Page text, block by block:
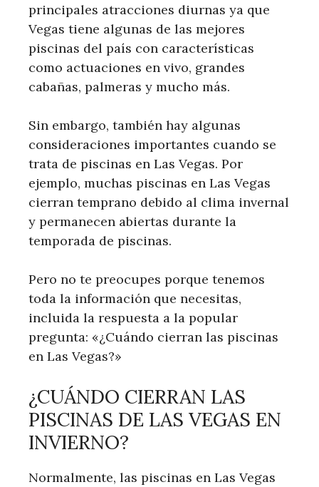
principales atracciones diurnas ya que
Vegas tiene algunas de las mejores
piscinas del país con características
como actuaciones en vivo, grandes
cabañas, palmeras y mucho más.
Sin embargo, también hay algunas
consideraciones importantes cuando se
trata de piscinas en Las Vegas. Por
ejemplo, muchas piscinas en Las Vegas
cierran temprano debido al clima invernal
y permanecen abiertas durante la
temporada de piscinas.
Pero no te preocupes porque tenemos
toda la información que necesitas,
incluida la respuesta a la popular
pregunta: «¿Cuándo cierran las piscinas
en Las Vegas?»
¿CUÁNDO CIERRAN LAS
PISCINAS DE LAS VEGAS EN
INVIERNO?
Normalmente, las piscinas en Las Vegas